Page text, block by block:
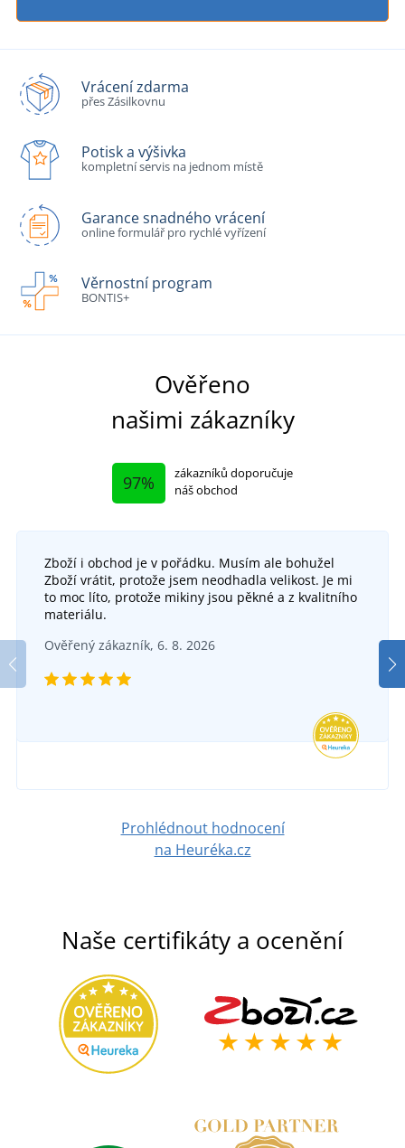
Vrácení zdarma
přes Zásilkovnu
Potisk a výšivka
kompletní servis na jednom místě
Garance snadného vrácení
online formulář pro rychlé vyřízení
Věrnostní program
BONTIS+
Ověřeno
našimi zákazníky
97%
zákazníků doporučuje
náš obchod
Zboží i obchod je v pořádku. Musím ale bohužel
Zboží vrátit, protože jsem neodhadla velikost. Je mi
to moc líto, protože mikiny jsou pěkné a z kvalitního
materiálu.
Ověřený zákazník, 6. 8. 2026
Prohlédnout hodnocení
na Heuréka.cz
Naše certifikáty a ocenění